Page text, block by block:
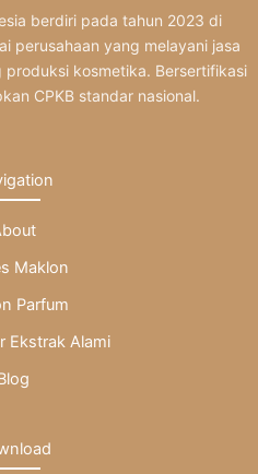
berdiri pada tahun 2023 di
perusahaan yang melayani jasa
kosmetika. Bersertifikasi
CPKB standar nasional.
Maklon
Parfum
Ekstrak Alami